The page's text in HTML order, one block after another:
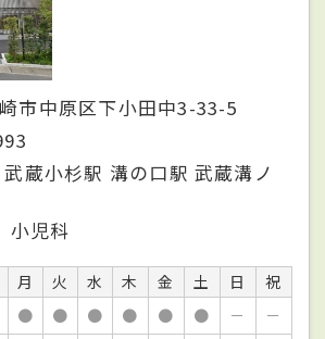
市中原区下小田中3-33-5
蔵小杉駅 溝の口駅 武蔵溝ノ
小児科
月 火 水 木 金 土 日
祝
● ● ● ● ● ● －
－